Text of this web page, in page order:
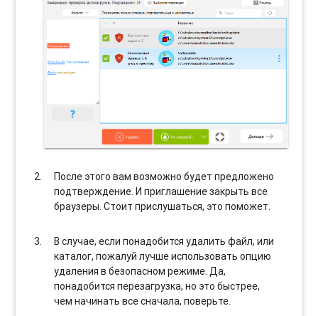
После этого вам возможно будет предложено
подтверждение. И приглашение закрыть все
браузеры. Стоит прислушаться, это поможет.
В случае, если понадобится удалить файл, или
каталог, пожалуй лучше использовать опцию
удаления в безопасном режиме. Да,
понадобится перезагрузка, но это быстрее,
чем начинать все сначала, поверьте.